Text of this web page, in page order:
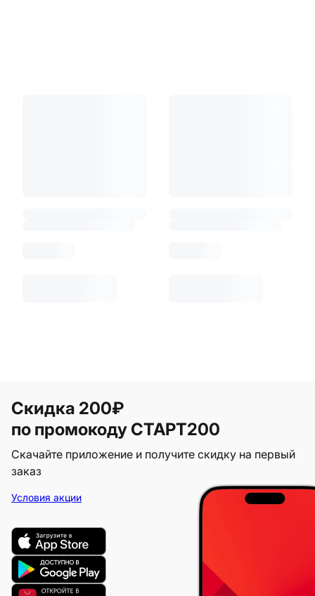
Скидка 200₽
по промокоду СТАРТ200
Скачайте приложение и получите скидку на первый
заказ
Условия акции